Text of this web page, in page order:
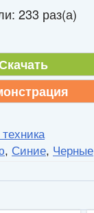
233 раз(а)
, Синие, Черные